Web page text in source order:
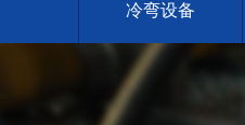
冷弯设备